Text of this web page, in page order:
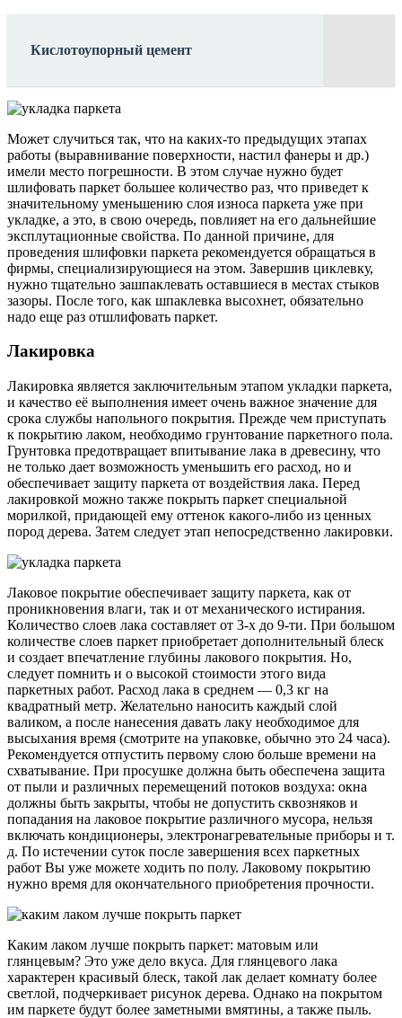
Кислотоупорный цемент
Может случиться так, что на каких-то предыдущих этапах
работы (выравнивание поверхности, настил фанеры и др.)
имели место погрешности. В этом случае нужно будет
шлифовать паркет большее количество раз, что приведет к
значительному уменьшению слоя износа паркета уже при
укладке, а это, в свою очередь, повлияет на его дальнейшие
эксплутационные свойства. По данной причине, для
проведения шлифовки паркета рекомендуется обращаться в
фирмы, специализирующиеся на этом. Завершив циклевку,
нужно тщательно зашпаклевать оставшиеся в местах стыков
зазоры. После того, как шпаклевка высохнет, обязательно
надо еще раз отшлифовать паркет.
Лакировка
Лакировка является заключительным этапом укладки паркета,
и качество её выполнения имеет очень важное значение для
срока службы напольного покрытия. Прежде чем приступать
к покрытию лаком, необходимо грунтование паркетного пола.
Грунтовка предотвращает впитывание лака в древесину, что
не только дает возможность уменьшить его расход, но и
обеспечивает защиту паркета от воздействия лака. Перед
лакировкой можно также покрыть паркет специальной
морилкой, придающей ему оттенок какого-либо из ценных
пород дерева. Затем следует этап непосредственно лакировки.
Лаковое покрытие обеспечивает защиту паркета, как от
проникновения влаги, так и от механического истирания.
Количество слоев лака составляет от 3-х до 9-ти. При большом
количестве слоев паркет приобретает дополнительный блеск
и создает впечатление глубины лакового покрытия. Но,
следует помнить и о высокой стоимости этого вида
паркетных работ. Расход лака в среднем — 0,3 кг на
квадратный метр. Желательно наносить каждый слой
валиком, а после нанесения давать лаку необходимое для
высыхания время (смотрите на упаковке, обычно это 24 часа).
Рекомендуется отпустить первому слою больше времени на
схватывание. При просушке должна быть обеспечена защита
от пыли и различных перемещений потоков воздуха: окна
должны быть закрыты, чтобы не допустить сквозняков и
попадания на лаковое покрытие различного мусора, нельзя
включать кондиционеры, электронагревательные приборы и т.
д. По истечении суток после завершения всех паркетных
работ Вы уже можете ходить по полу. Лаковому покрытию
нужно время для окончательного приобретения прочности.
Каким лаком лучше покрыть паркет: матовым или
глянцевым? Это уже дело вкуса. Для глянцевого лака
характерен красивый блеск, такой лак делает комнату более
светлой, подчеркивает рисунок дерева. Однако на покрытом
им паркете будут более заметными вмятины, а также пыль.